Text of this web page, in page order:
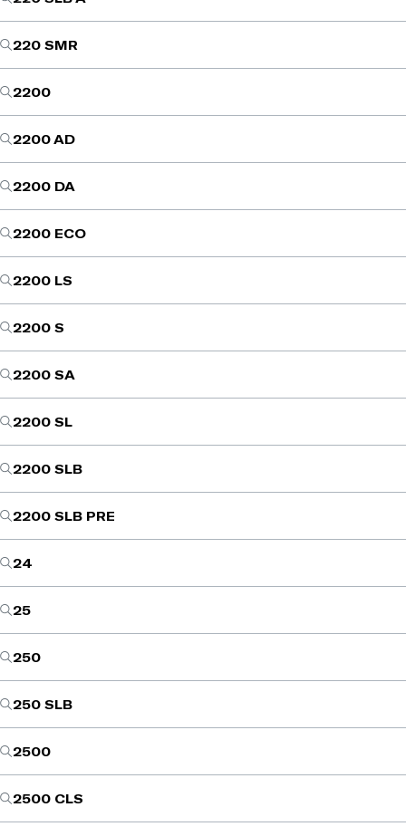
220 SMR
2200
2200 AD
2200 DA
2200 ECO
2200 LS
2200 S
2200 SA
2200 SL
2200 SLB
2200 SLB PRE
24
25
250
250 SLB
2500
2500 CLS